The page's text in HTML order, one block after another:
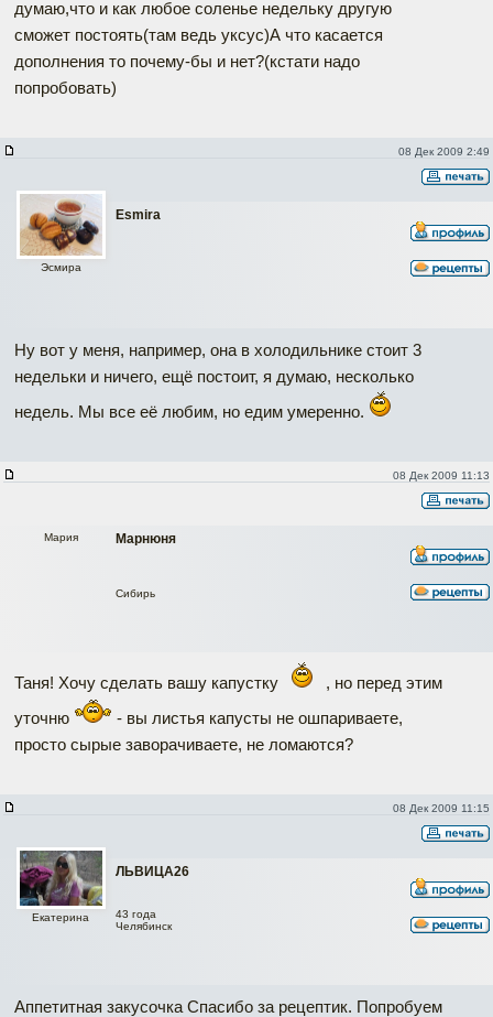
думаю,что и как любое соленье недельку другую
сможет постоять(там ведь уксус)А что касается
дополнения то почему-бы и нет?(кстати надо
попробовать)
08 Дек 2009 2:49
Esmira
Эсмира
Ну вот у меня, например, она в холодильнике стоит 3
недельки и ничего, ещё постоит, я думаю, несколько
недель. Мы все её любим, но едим умеренно.
08 Дек 2009 11:13
Марнюня
Мария
Сибирь
Таня! Хочу сделать вашу капустку
, но перед этим
уточню
- вы листья капусты не ошпариваете,
просто сырые заворачиваете, не ломаются?
08 Дек 2009 11:15
ЛЬВИЦА26
Екатерина
43 года
Челябинск
Аппетитная закусочка Спасибо за рецептик. Попробуем